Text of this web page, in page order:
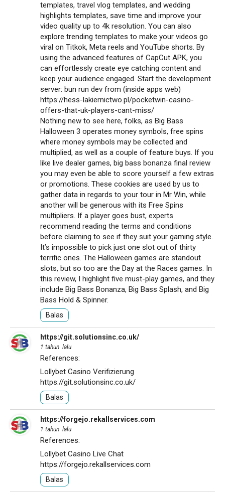
templates, travel vlog templates, and wedding
highlights templates, save time and improve your
video quality up to 4k resolution. You can also
explore trending templates to make your videos go
viral on Titkok, Meta reels and YouTube shorts. By
using the advanced features of CapCut APK, you
can effortlessly create eye catching content and
keep your audience engaged. Start the development
server: bun run dev from (inside apps web)
https://hess-lakiernictwo.pl/pocketwin-casino-
offers-that-uk-players-cant-miss/
Nothing new to see here, folks, as Big Bass
Halloween 3 operates money symbols, free spins
where money symbols may be collected and
multiplied, as well as a couple of feature buys. If you
like live dealer games, big bass bonanza final review
you may even be able to score yourself a few extras
or promotions. These cookies are used by us to
gather data in regards to your tour in Mr Win, while
another will be generous with its Free Spins
multipliers. If a player goes bust, experts
recommend reading the terms and conditions
before claiming to see if they suit your gaming style.
It’s impossible to pick just one slot out of thirty
terrific ones. The Halloween games are standout
slots, but so too are the Day at the Races games. In
this review, I highlight five must-play games, and they
include Big Bass Bonanza, Big Bass Splash, and Big
Bass Hold & Spinner.
Balas
https://git.solutionsinc.co.uk/
1 tahun lalu
References:
Lollybet Casino Verifizierung
https://git.solutionsinc.co.uk/
Balas
https://forgejo.rekallservices.com
1 tahun lalu
References:
Lollybet Casino Live Chat
https://forgejo.rekallservices.com
Balas